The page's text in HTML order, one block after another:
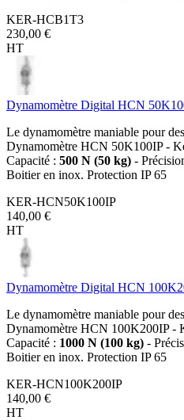
KER-HCB1T3
230,00 €
HT
Dynamomètre Digital HCN
Le dynamomètre maniable pour
Dynamomètre HCN 50K100IP -
Capacité : 500 N (50 kg) -
Boitier en inox. Protection IP 65
KER-HCN50K100IP
140,00 €
HT
Dynamomètre Digital HCN
Le dynamomètre maniable pour
Dynamomètre HCN 100K200IP -
Capacité : 1000 N (100 kg) -
Boitier en inox. Protection IP 65
KER-HCN100K200IP
140,00 €
HT